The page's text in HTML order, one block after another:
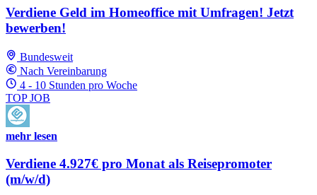
Verdiene Geld im Homeoffice mit Umfragen! Jetzt
bewerben!
Bundesweit
Nach Vereinbarung
4 - 10 Stunden pro Woche
TOP JOB
mehr lesen
Verdiene 4.927€ pro Monat als Reisepromoter
(m/w/d)